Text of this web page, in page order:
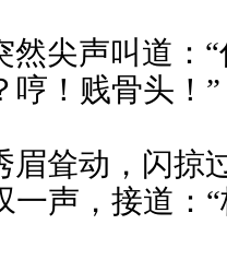
尖声叫道：
哼！贱骨头！”
耸动，闪掠
一声，接道：